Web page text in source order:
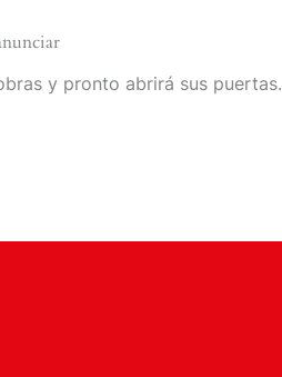
y pronto abrirá sus puertas.